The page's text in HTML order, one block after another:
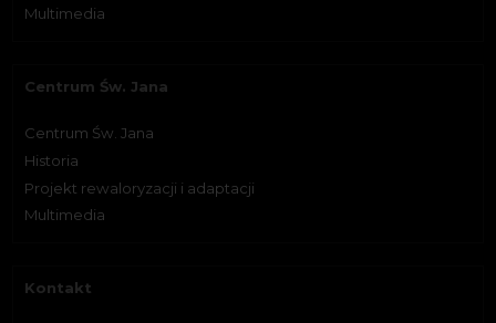
Multimedia
Centrum Św. Jana
Centrum Św. Jana
Historia
Projekt rewaloryzacji i adaptacji
Multimedia
Kontakt